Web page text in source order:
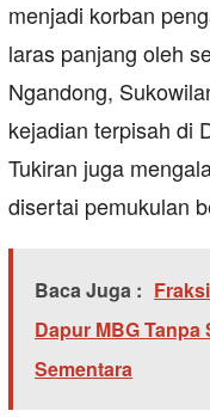
menjadi korban
laras panjang oleh
Ngandong,
kejadian terpisah di
Tukiran juga
disertai pemukulan
Baca Juga :
Dapur MBG
Sementara